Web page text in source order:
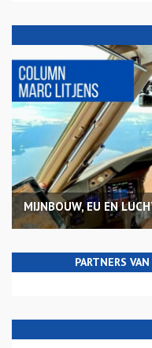
MIJNBOUW, EU EN
PARTNERS